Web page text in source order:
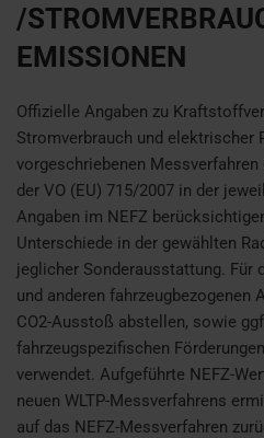
/
EMISSIONEN
Offizielle Angaben zu
Stromverbrauch und elektrischer
vorgeschriebenen
der VO (EU) 715/2007 in der
Angaben im NEFZ
Unterschiede in der gewählten
jeglicher Sonderausstattung. Für
und anderen fahrzeugbezogenen
CO2-Ausstoß abstellen, sowie
fahrzeugspezifischen
verwendet. Aufgeführte NEFZ-
neuen WLTP-Messverfahrens
auf das NEFZ-Messverfahren